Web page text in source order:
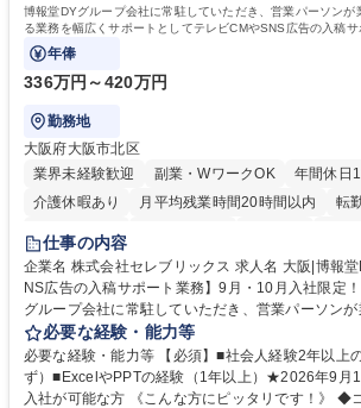
博報堂DYグループ会社に常駐していただき、営業パーソンが
る業務を幅広くサポートとしてテレビCMやSNS広告の入稿
アシスタントとしての業務をお任せします。
年俸
336万円～420万円
勤務地
大阪府大阪市北区
業界未経験歓迎
副業・WワークOK
年間休日
介護休暇あり
月平均残業時間20時間以内
転
未経験者歓迎
完全週休2日制
交通費支給 駅近5分以内
仕事の内容
企業名 株式会社セレブリックス 求人名 大阪|博報堂DYグループ【CM・S
NS広告の入稿サポート業務】9月・10月入社限定！ 仕事の内容 博報堂
グループ会社に常駐していただき、営業パーソン
生する業務を幅広くサポートとしてテレビCMや
ト、進行管理等 部内アシスタントとしての業務をお任
先との定例資料作成 ◆競合調査 ◆広告出稿の進行
後のデータ抽出と効果測定、資料作成 ◆TVCM放送
必要な経験・能力等
必要な経験・能力等 【必須】■社会人経験2年以上
ず）■ExcelやPPTの経験（1年以上）★2026年9月
入社が可能な方 《こんな方にピッタリです！》 ◆コツコツと進める仕事